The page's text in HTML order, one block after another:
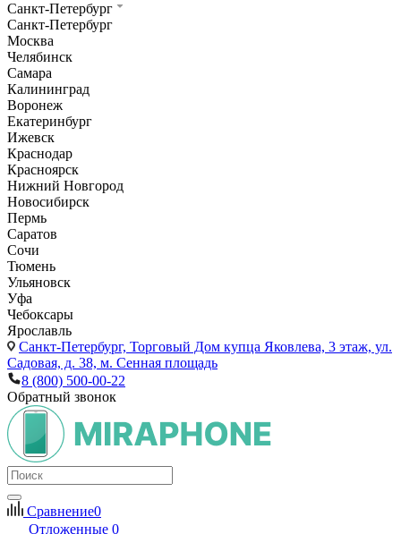
Санкт-Петербург
Санкт-Петербург
Москва
Челябинск
Самара
Калининград
Воронеж
Екатеринбург
Ижевск
Краснодар
Красноярск
Нижний Новгород
Новосибирск
Пермь
Саратов
Сочи
Тюмень
Ульяновск
Уфа
Чебоксары
Ярославль
Санкт-Петербург, Торговый Дом купца Яковлева, 3 этаж, ул.
Садовая, д. 38, м. Сенная площадь
8 (800) 500-00-22
Обратный звонок
Сравнение0
Отложенные 0